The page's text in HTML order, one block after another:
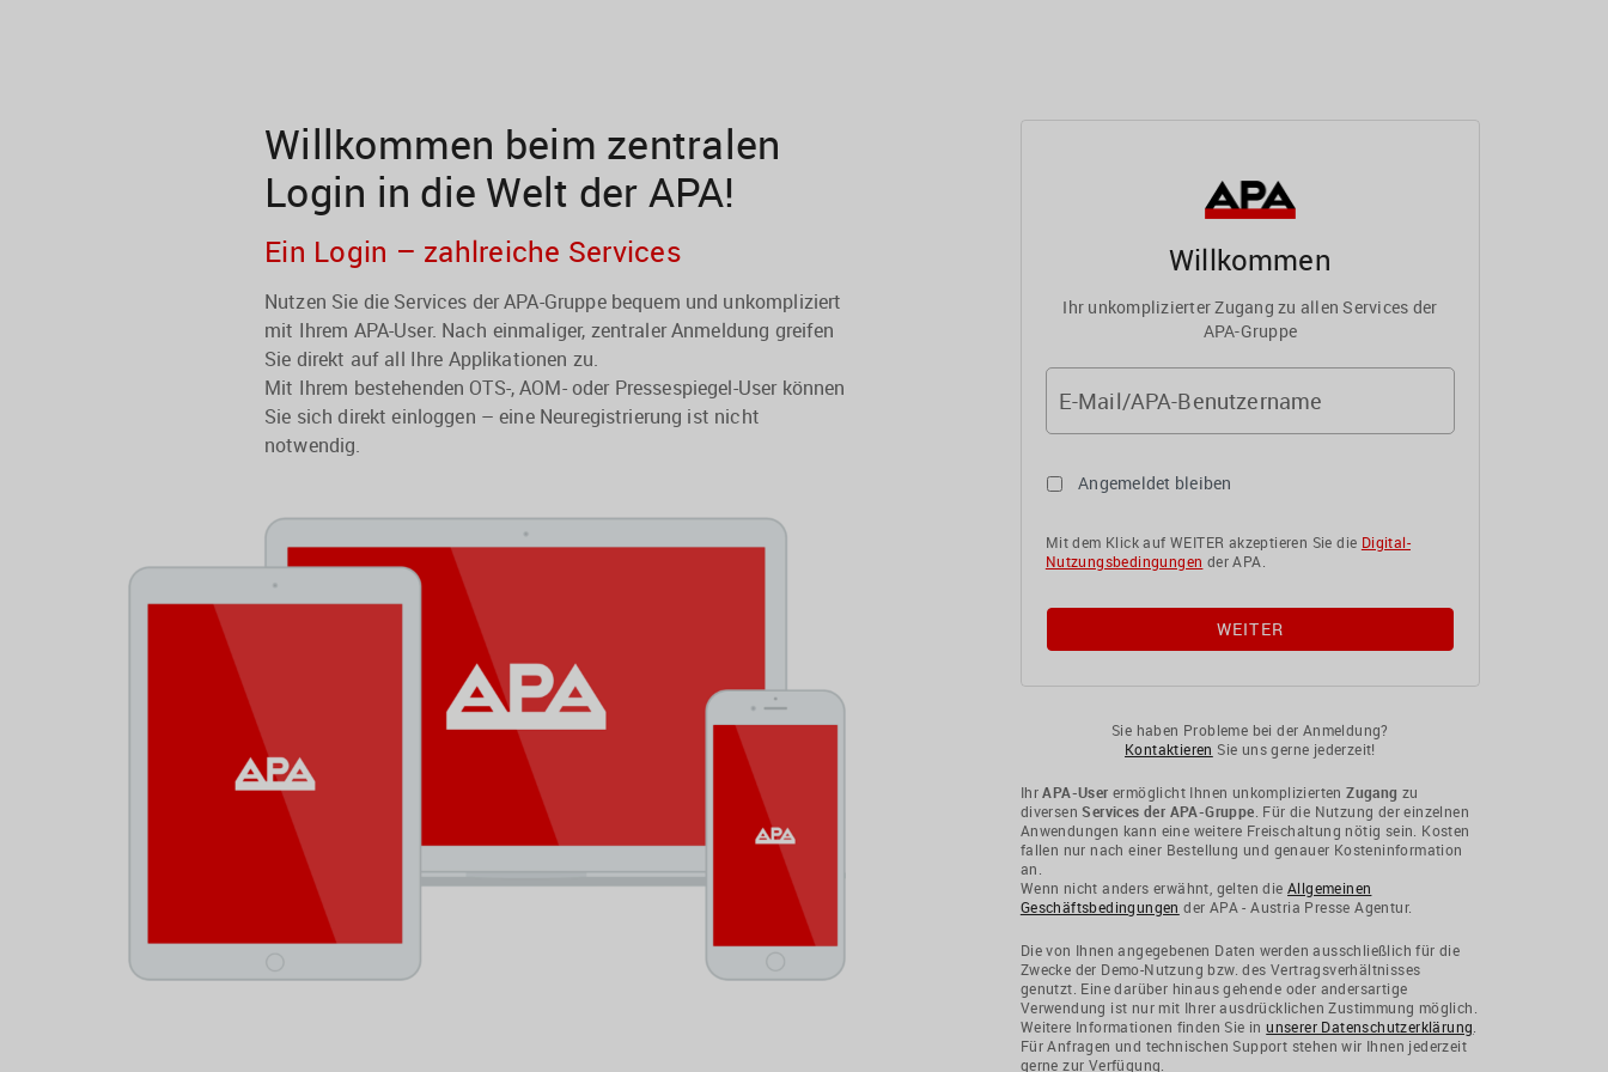
Willkommen beim zentralen
Login in die Welt der APA!
Ein Login – zahlreiche Services
Nutzen Sie die Services der APA-Gruppe bequem und unkompliziert
mit Ihrem APA-User. Nach einmaliger, zentraler Anmeldung greifen
Sie direkt auf all Ihre Applikationen zu.
Mit Ihrem bestehenden OTS-, AOM- oder Pressespiegel-User können
Sie sich direkt einloggen – eine Neuregistrierung ist nicht
notwendig.
Willkommen
Ihr unkomplizierter Zugang zu allen Services der
APA-Gruppe
E-Mail/APA-Benutzername
Angemeldet bleiben
Mit dem Klick auf WEITER akzeptieren Sie die Digital-
Nutzungsbedingungen der APA.
Sie haben Probleme bei der Anmeldung?
Kontaktieren Sie uns gerne jederzeit!
IhrAPA-User ermöglicht Ihnen unkompliziertenZugang zu
diversen Services der APA-Gruppe . Für die Nutzung der einzelnen
Anwendungen kann eine weitere Freischaltung nötig sein. Kosten
fallen nur nach einer Bestellung und genauer Kosteninformation
an.
Wenn nicht anders erwähnt, gelten dieAllgemeinen
Geschäftsbedingungen der APA - Austria Presse Agentur.
Die von Ihnen angegebenen Daten werden ausschließlich für die
Zwecke der Demo-Nutzung bzw. des Vertragsverhältnisses
genutzt. Eine darüber hinaus gehende oder andersartige
Verwendung ist nur mit Ihrer ausdrücklichen Zustimmung möglich.
Weitere Informationen finden Sie inunserer Datenschutzerklärung
Für Anfragen und technischen Support stehen wir Ihnen jederzeit
gerne zur Verfügung.